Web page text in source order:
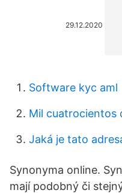
29.12.2020
Software kyc aml
Mil cuatrocientos
Jaká je tato
Synonyma online.
mají podobný či